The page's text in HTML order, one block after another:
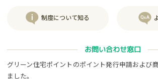
制度について知る
お問い合わせ窓口
グリーン住宅ポイントのポイント発行申請および
ました。